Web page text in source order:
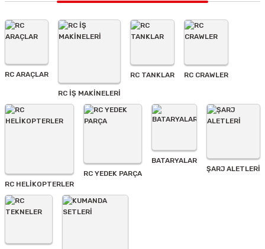
Ürün resmi kalitesiz, bozuk veya görüntülenemiyor.
Ürün açıklamasında eksik bilgiler bulunuyor.
Ürün fiyatı diğer sitelerden daha pahalı.
Bu ürüne benzer farklı alternatifler olmalı.
Gönder
RC ARAÇLAR
RC İŞ MAKİNELERİ
RC TANKLAR RC CRAWLER
RC HELİKOPTERLER
RC YEDEK PARÇA
BATARYALAR
ŞARJ ALETLERI